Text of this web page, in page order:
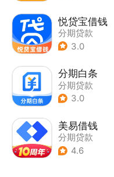
悦贷宝借钱
分期贷款
3.0
分期白条
分期贷款
3.0
美易借钱
分期贷款
4.6